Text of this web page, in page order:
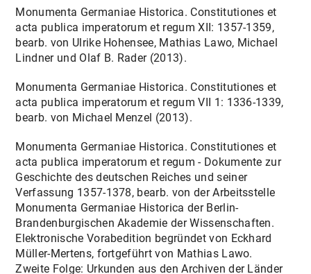
Monumenta Germaniae Historica. Constitutiones et
acta publica imperatorum et regum XII: 1357-1359,
bearb. von Ulrike Hohensee, Mathias Lawo, Michael
Lindner und Olaf B. Rader (2013).
Monumenta Germaniae Historica. Constitutiones et
acta publica imperatorum et regum VII 1: 1336-1339,
bearb. von Michael Menzel (2013).
Monumenta Germaniae Historica. Constitutiones et
acta publica imperatorum et regum - Dokumente zur
Geschichte des deutschen Reiches und seiner
Verfassung 1357-1378, bearb. von der Arbeitsstelle
Monumenta Germaniae Historica der Berlin-
Brandenburgischen Akademie der Wissenschaften.
Elektronische Vorabedition begründet von Eckhard
Müller-Mertens, fortgeführt von Mathias Lawo.
Zweite Folge: Urkunden aus den Archiven der Länder